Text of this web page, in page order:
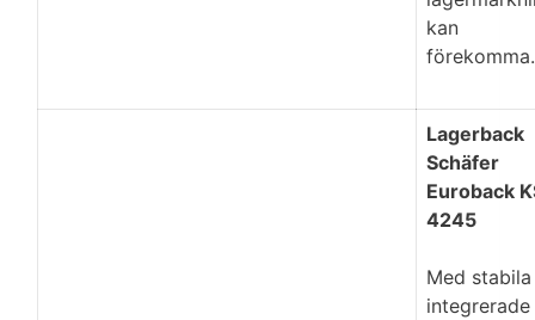
kan
förekomma.
Lagerback
Schäfer
Euroback
4245
Med stabila
integrerade